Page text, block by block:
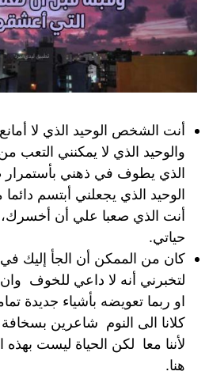
أنت الشخص الوحيد الذي لا أمانع
والوحيد الذي لا يمكنني التعب
الذي يطوف في ذهني بأستمرار
الوحيد الذي يجعلني أبتسم
أنت الذي صعبا علي أن
حياتي.
كان من الممكن أن الجأ إليك في
لتخبرني أنه لا داعي للخوف
او ربما تعويضه بأشياء جديدة
كلانا الى النوم شاعرين
لأننا معا لكن الحياة ليست
هنا.